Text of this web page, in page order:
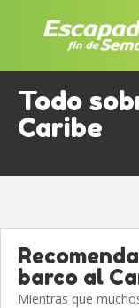
Todo
Caribe
barco al
Mientras que